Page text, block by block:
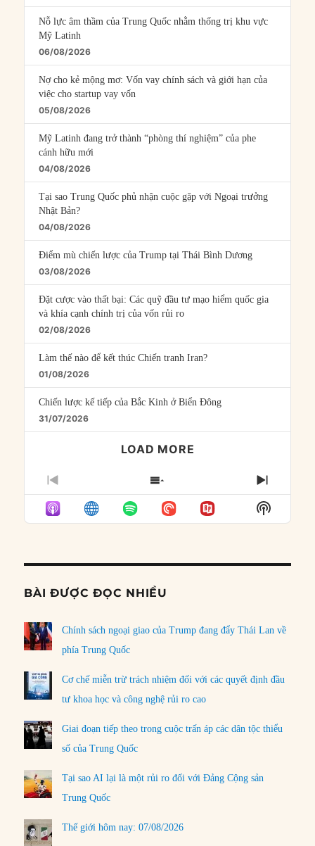
Nỗ lực âm thầm của Trung Quốc nhằm thống trị khu vực
Mỹ Latinh
06/08/2026
Nợ cho kẻ mộng mơ: Vốn vay chính sách và giới hạn của
việc cho startup vay vốn
05/08/2026
Mỹ Latinh đang trở thành “phòng thí nghiệm” của phe
cánh hữu mới
04/08/2026
Tại sao Trung Quốc phủ nhận cuộc gặp với Ngoại trưởng
Nhật Bản?
04/08/2026
Điểm mù chiến lược của Trump tại Thái Bình Dương
03/08/2026
Đặt cược vào thất bại: Các quỹ đầu tư mạo hiểm quốc gia
và khía cạnh chính trị của vốn rủi ro
02/08/2026
Làm thế nào để kết thúc Chiến tranh Iran?
01/08/2026
Chiến lược kế tiếp của Bắc Kinh ở Biển Đông
31/07/2026
LOAD MORE
PREVIOUS
EPISODE
SHOW
EPISODES
LIST
NEXT
Show
Podcast
BÀI ĐƯỢC ĐỌC NHIỀU
Chính sách ngoại giao của Trump đang đẩy Thái Lan về
phía Trung Quốc
Cơ chế miễn trừ trách nhiệm đối với các quyết định đầu
tư khoa học và công nghệ rủi ro cao
Giai đoạn tiếp theo trong cuộc trấn áp các dân tộc thiểu
số của Trung Quốc
Tại sao AI lại là một rủi ro đối với Đảng Cộng sản
Trung Quốc
Thế giới hôm nay: 07/08/2026